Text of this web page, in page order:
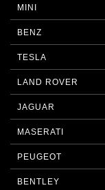
MINI
BENZ
TESLA
LAND ROVER
JAGUAR
MASERATI
PEUGEOT
BENTLEY